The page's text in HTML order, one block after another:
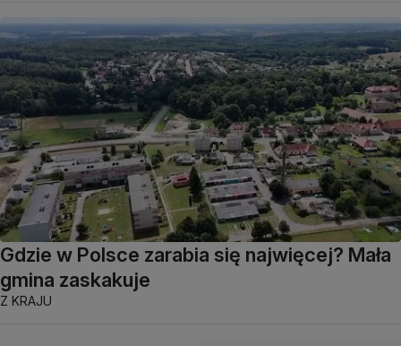
Gdzie w Polsce zarabia się najwięcej? Mała
gmina zaskakuje
Z KRAJU